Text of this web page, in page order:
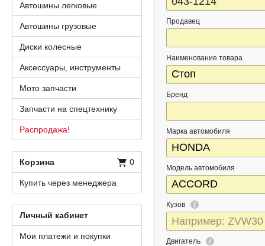
Продавец
Наименование товара
Бренд
Марка автомобиля
Модель автомобиля
Кузов
Двигатель
Автошины легковые
Автошины грузовые
Диски колесные
Аксессуары, инструменты
Мото запчасти
Запчасти на спецтехнику
Распродажа!
Корзина 0
Купить через менеджера
Личный кабинет
Мои платежи и покупки